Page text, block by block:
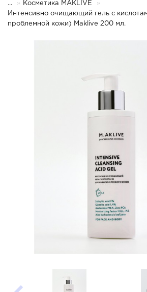
...
Косметика MAKLIVE
Интенсивно очищающий гель с
проблемной кожи) Maklive 200 мл.